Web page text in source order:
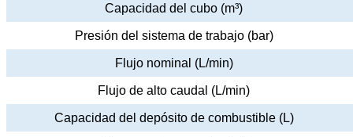
Capacidad del cubo (m³)
Presión del sistema de trabajo (bar)
Flujo nominal (L/min)
Flujo de alto caudal (L/min)
Capacidad del depósito de combustible (L)